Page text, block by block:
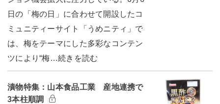
日の「梅の日」に合わせて開設したコ
ミュニティーサイト「うめニティ」で
は、梅をテーマにした多彩なコンテン
ツにより“梅…続きを読む
漬物特集：山本食品工業 産地連携で
3本柱順調